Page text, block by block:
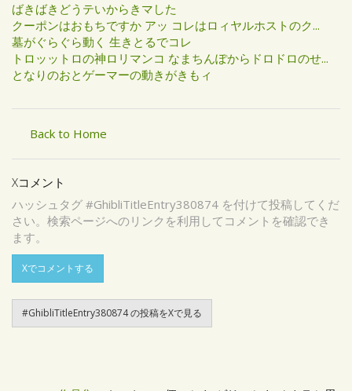
ばきばきどうテいからきマした
クーポンはおもちですか アッ コレはロィヤルホストのク...
墓がぐらぐら動く 生きとるでコレ
トロッットロの神ロリマンコ なまちんぽからドロドロのせ...
となりのおとゲーマーの動きがきもィ
Back to Home
Xコメント
ハッシュタグ #GhibliTitleEntry380874 を付けて投稿してくだ
さい。検索ページへのリンクを利用してコメントを確認でき
ます。
Xでコメントする
#GhibliTitleEntry380874 の投稿をXで見る